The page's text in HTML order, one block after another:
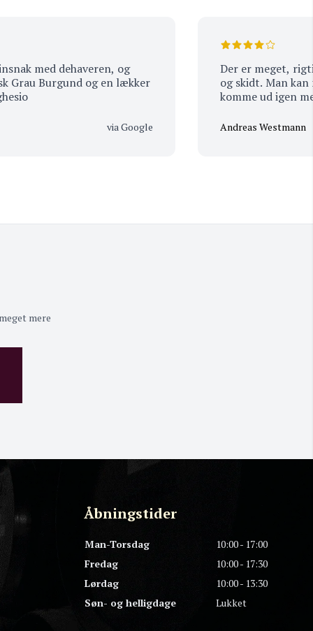
med dehaveren, og
Burgund og en lækker
via Google
Der er meget, rigtig
og skidt. Man kan
komme ud igen med
forvirrende. Så er
Andreas Westmann
mere
Åbningstider
Man-Torsdag
10:00 - 17:00
Fredag
10:00 - 17:30
Lørdag
10:00 - 13:30
Søn- og helligdage
Lukket